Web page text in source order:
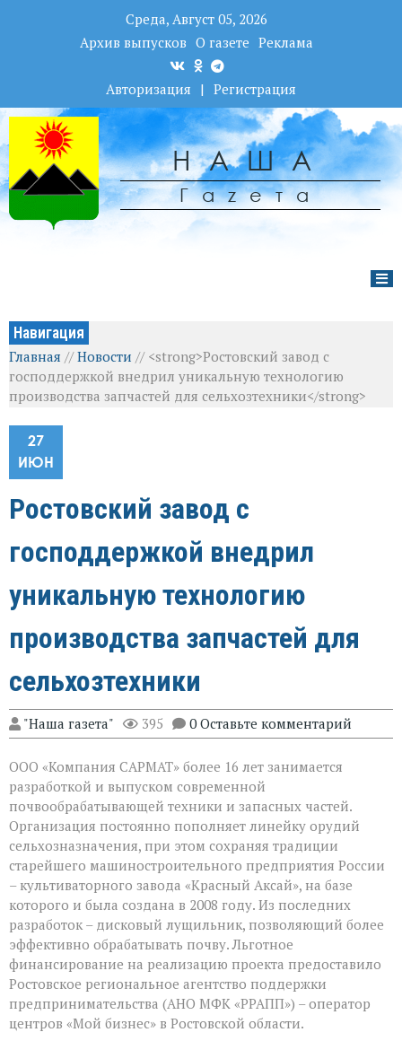
Среда, Август 05, 2026
Архив выпусков О газете Реклама
Авторизация | Регистрация
НАША
Гаzета
Навигация
Главная //Новости // <strong>Ростовский завод с
господдержкой внедрил уникальную технологию
производства запчастей для сельхозтехники</strong>
27
ИЮН
Ростовский завод с
господдержкой внедрил
уникальную технологию
производства запчастей для
сельхозтехники
"Наша газета" 395 0 Оставьте комментарий
ООО «Компания САРМАТ» более 16 лет занимается
разработкой и выпуском современной
почвообрабатывающей техники и запасных частей.
Организация постоянно пополняет линейку орудий
сельхозназначения, при этом сохраняя традиции
старейшего машиностроительного предприятия России
– культиваторного завода «Красный Аксай», на базе
которого и была создана в 2008 году. Из последних
разработок – дисковый лущильник, позволяющий более
эффективно обрабатывать почву. Льготное
финансирование на реализацию проекта предоставило
Ростовское региональное агентство поддержки
предпринимательства (АНО МФК «РРАПП») – оператор
центров «Мой бизнес» в Ростовской области.